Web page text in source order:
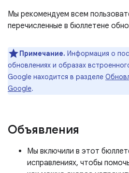
Мы рекомендуем всем
перечисленные в бюллетене
Примечание. Информация о
обновлениях и образах
Google находится в разделе
Google.
Объявления
Мы включили в этот
исправлениях, чтобы